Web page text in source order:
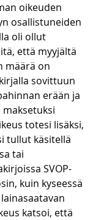
oikeuden
osallistuneiden
oli ollut
että myyjältä
määrä on
sovittuun
erään ja
maksetuksi
totesi lisäksi,
tullut käsitellä
tai
SVOP-
kuin kyseessä
katsoi, että